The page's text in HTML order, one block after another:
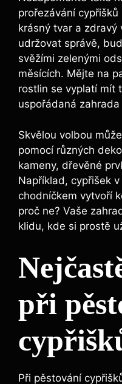
prořezávání
krásný tvar a zdravý
udržovat správě,
svěžími zelenými
měsících. Mějte na
rostlin se vyplatí mít
uspořádaná
Skvělou volbou
pomocí různých
kameny, dřevěné
Například, cypřišek
chodníčkem vytvoří
proč ne? Vaše
klidu, kde si prostě
při
Při pěstování